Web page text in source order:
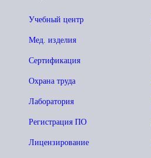
Учебный центр
Мед. изделия
Сертификация
Охрана труда
Лаборатория
Регистрация ПО
Лицензирование